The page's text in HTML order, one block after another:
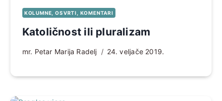
KOLUMNE, OSVRTI, KOMENTARI
Katoličnost ili pluralizam
mr. Petar Marija Radelj 24. veljače 2019.